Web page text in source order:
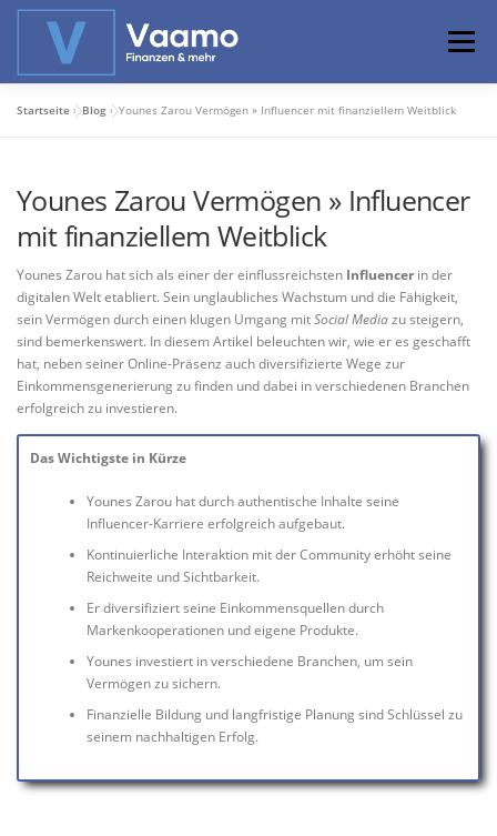
Zum
Menü
PROFIWISSEN ALTERSVORSORGE
PRIVATIER WERDEN
Startseite »Blog »Younes Zarou Vermögen » Influencer mit finanziellem Weitblick
Younes Zarou Vermögen » Influencer
mit finanziellem Weitblick
Younes Zarou hat sich als einer der einflussreichsten Influencer in der
digitalen Welt etabliert. Sein unglaubliches Wachstum und die Fähigkeit,
sein Vermögen durch einen klugen Umgang mitSocial Mediazu steigern,
sind bemerkenswert. In diesem Artikel beleuchten wir, wie er es geschafft
hat, neben seiner Online-Präsenz auch diversifizierte Wege zur
Einkommensgenerierung zu finden und dabei in verschiedenen Branchen
erfolgreich zu investieren.
Das Wichtigste in Kürze
Younes Zarou hat durch authentische Inhalte seine
Influencer-Karriere erfolgreich aufgebaut.
Kontinuierliche Interaktion mit der Community erhöht seine
Reichweite und Sichtbarkeit.
Er diversifiziert seine Einkommensquellen durch
Markenkooperationen und eigene Produkte.
Younes investiert in verschiedene Branchen, um sein
Vermögen zu sichern.
Finanzielle Bildung und langfristige Planung sind Schlüssel zu
seinem nachhaltigen Erfolg.